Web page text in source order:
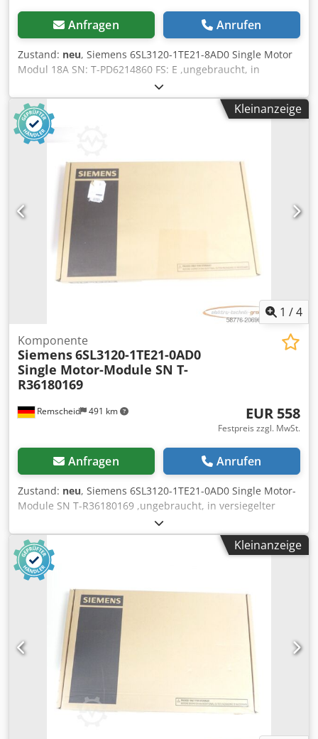
Anfragen Anrufen
Zustand: neu, Siemens 6SL3120-1TE21-8AD0 Single Motor
Modul 18A SN: T-PD6214860 FS: E ,ungebraucht, in
versiegelter Originalverpackung, 100% funktionsfähig,
Lieferumfang gem. Fotos Cjdpfx Asx Eu Aksk Ajha
Kleinanzeige
1 /4
Remscheid 491 km
Komponente
Siemens6SL3120-1TE21-0AD0
Single Motor-Module SN T-
R36180169
EUR 558
Festpreis zzgl. MwSt.
Anfragen Anrufen
Zustand: neu, Siemens 6SL3120-1TE21-0AD0 Single Motor-
Module SN T-R36180169 ,ungebraucht, in versiegelter
Originalverpackung, 100% funktionsfähig, Lieferumfang
gem. Fotos Chodpfx Aksx Dxg Ue Aoa
Kleinanzeige